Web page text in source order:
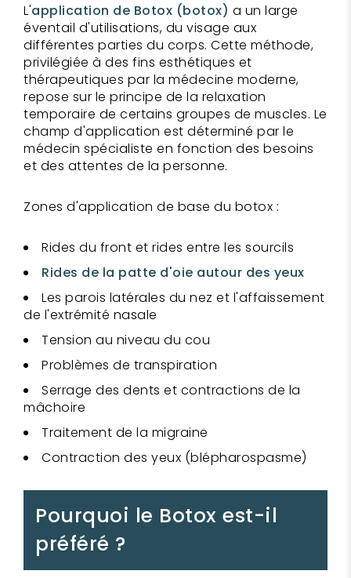
L'application de Botox (botox) a un large
éventail d'utilisations, du visage aux
différentes parties du corps. Cette méthode,
privilégiée à des fins esthétiques et
thérapeutiques par la médecine moderne,
repose sur le principe de la relaxation
temporaire de certains groupes de muscles. Le
champ d'application est déterminé par le
médecin spécialiste en fonction des besoins
et des attentes de la personne.
Zones d'application de base du botox :
Rides du front et rides entre les sourcils
Rides de la patte d'oie autour des yeux
Les parois latérales du nez et l'affaissement
de l'extrémité nasale
Tension au niveau du cou
Problèmes de transpiration
Serrage des dents et contractions de la
mâchoire
Traitement de la migraine
Contraction des yeux (blépharospasme)
Pourquoi le Botox est-il
préféré ?